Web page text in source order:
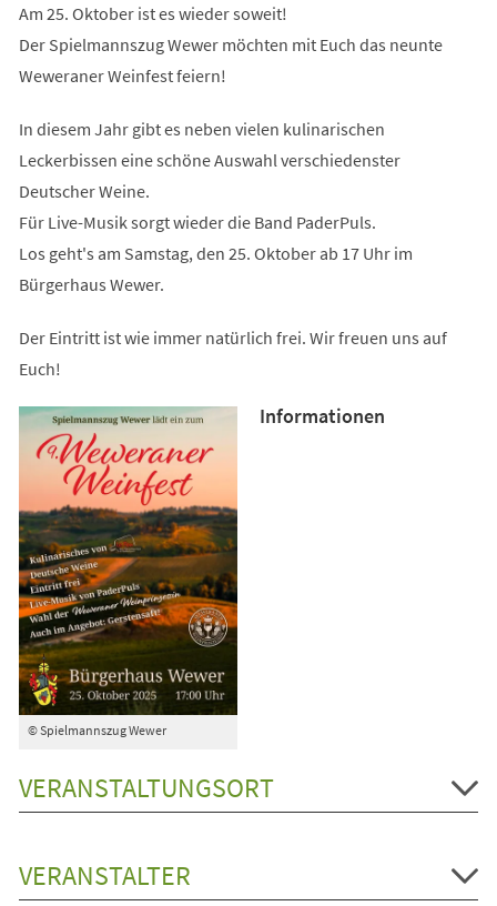
Am 25. Oktober ist es wieder soweit!
Der Spielmannszug Wewer möchten mit Euch das neunte
Weweraner Weinfest feiern!
In diesem Jahr gibt es neben vielen kulinarischen
Leckerbissen eine schöne Auswahl verschiedenster
Deutscher Weine.
Für Live-Musik sorgt wieder die Band PaderPuls.
Los geht's am Samstag, den 25. Oktober ab 17 Uhr im
Bürgerhaus Wewer.
Der Eintritt ist wie immer natürlich frei. Wir freuen uns auf
Euch!
© Spielmannszug Wewer
Informationen
VERANSTALTUNGSORT
VERANSTALTER